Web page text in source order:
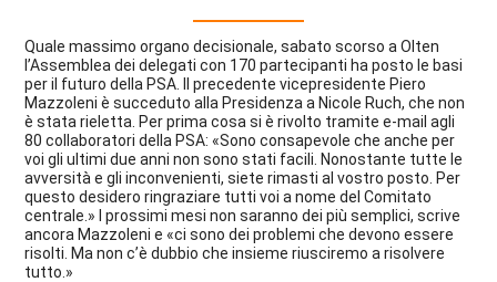
Quale massimo organo decisionale, sabato scorso a Olten
l’Assemblea dei delegati con 170 partecipanti ha posto le basi
per il futuro della PSA. Il precedente vicepresidente Piero
Mazzoleni è succeduto alla Presidenza a Nicole Ruch, che non
è stata rieletta. Per prima cosa si è rivolto tramite e-mail agli
80 collaboratori della PSA: «Sono consapevole che anche per
voi gli ultimi due anni non sono stati facili. Nonostante tutte le
avversità e gli inconvenienti, siete rimasti al vostro posto. Per
questo desidero ringraziare tutti voi a nome del Comitato
centrale.» I prossimi mesi non saranno dei più semplici, scrive
ancora Mazzoleni e «ci sono dei problemi che devono essere
risolti. Ma non c’è dubbio che insieme riusciremo a risolvere
tutto.»